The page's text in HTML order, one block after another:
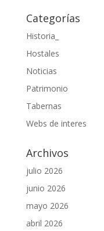
Categorías
Historia_
Hostales
Noticias
Patrimonio
Tabernas
Webs de interes
Archivos
julio 2026
junio 2026
mayo 2026
abril 2026